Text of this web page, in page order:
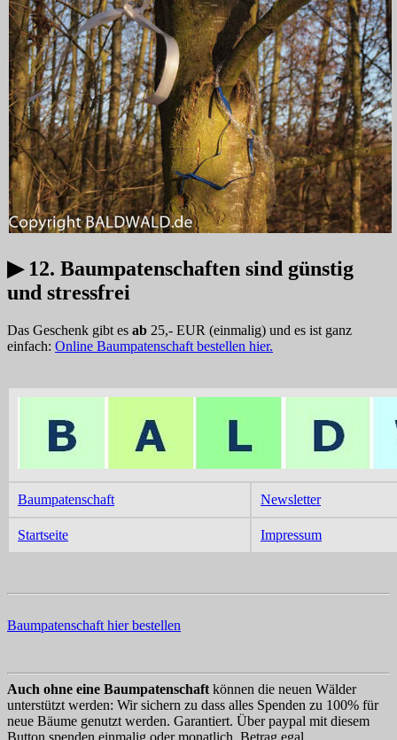
▶ 12. Baumpatenschaften sind günstig
und stressfrei
Das Geschenk gibt es ab 25,- EUR (einmalig) und es ist ganz
einfach: Online Baumpatenschaft bestellen hier.
Baum­paten­schaft News­letter
Start­seite Impres­sum
Baumpatenschaft hier bestellen
Auch ohne eine Baumpatenschaft können die neuen Wälder
unterstützt werden: Wir sichern zu dass alles Spenden zu 100% für
neue Bäume genutzt werden. Garantiert. Über paypal mit diesem
Button spenden einmalig oder monatlich. Betrag egal.